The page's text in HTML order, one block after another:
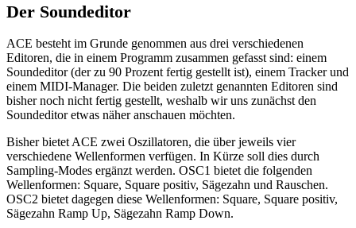
Der Soundeditor
ACE besteht im Grunde genommen aus drei verschiedenen
Editoren, die in einem Programm zusammen gefasst sind: einem
Soundeditor (der zu 90 Prozent fertig gestellt ist), einem Tracker und
einem MIDI-Manager. Die beiden zuletzt genannten Editoren sind
bisher noch nicht fertig gestellt, weshalb wir uns zunächst den
Soundeditor etwas näher anschauen möchten.
Bisher bietet ACE zwei Oszillatoren, die über jeweils vier
verschiedene Wellenformen verfügen. In Kürze soll dies durch
Sampling-Modes ergänzt werden. OSC1 bietet die folgenden
Wellenformen: Square, Square positiv, Sägezahn und Rauschen.
OSC2 bietet dagegen diese Wellenformen: Square, Square positiv,
Sägezahn Ramp Up, Sägezahn Ramp Down.